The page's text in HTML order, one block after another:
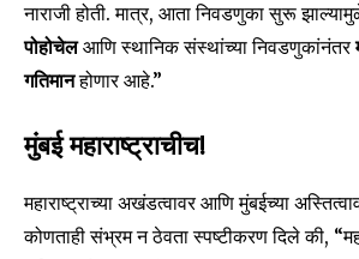
नाराजी होती. मात्र, आता निवडणुका सुरू
पोहोचेलआणि स्थानिक संस्थांच्या निवडणुकांनंतर
गतिमानहोणार आहे.”
मुंबई महाराष्ट्राचीच!
महाराष्ट्राच्या अखंडत्वावर आणि मुंबईच्या
कोणताही संभ्रम न ठेवता स्पष्टीकरण दिले की,